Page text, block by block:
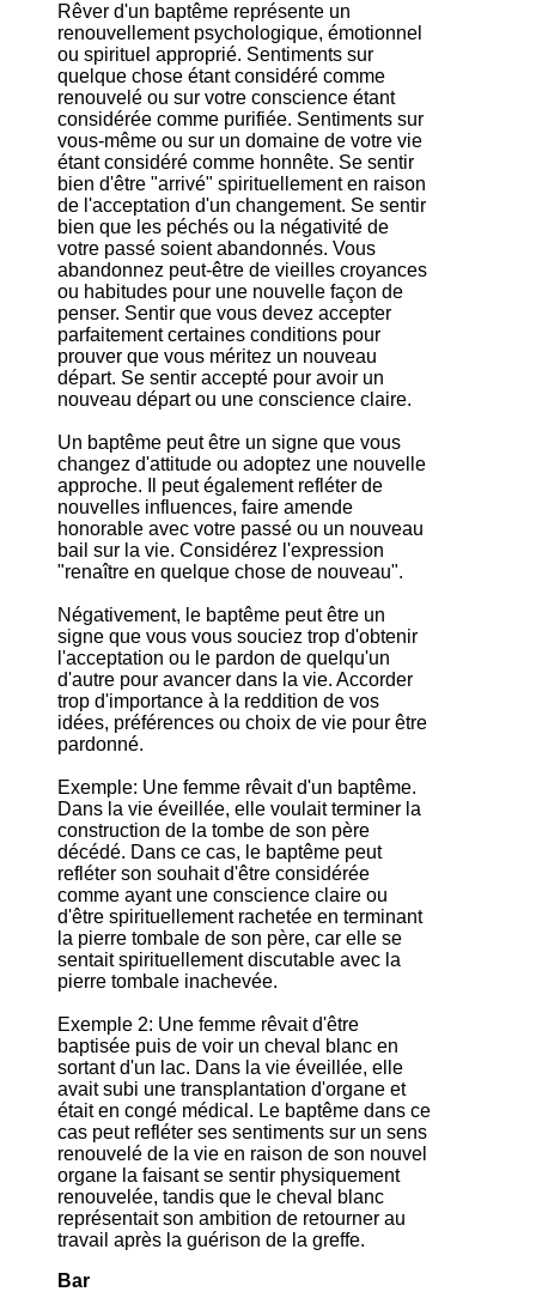
Rêver d'un baptême représente un
renouvellement psychologique, émotionnel
ou spirituel approprié. Sentiments sur
quelque chose étant considéré comme
renouvelé ou sur votre conscience étant
considérée comme purifiée. Sentiments sur
vous-même ou sur un domaine de votre vie
étant considéré comme honnête. Se sentir
bien d'être "arrivé" spirituellement en raison
de l'acceptation d'un changement. Se sentir
bien que les péchés ou la négativité de
votre passé soient abandonnés. Vous
abandonnez peut-être de vieilles croyances
ou habitudes pour une nouvelle façon de
penser. Sentir que vous devez accepter
parfaitement certaines conditions pour
prouver que vous méritez un nouveau
départ. Se sentir accepté pour avoir un
nouveau départ ou une conscience claire.
Un baptême peut être un signe que vous
changez d'attitude ou adoptez une nouvelle
approche. Il peut également refléter de
nouvelles influences, faire amende
honorable avec votre passé ou un nouveau
bail sur la vie. Considérez l'expression
"renaître en quelque chose de nouveau".
Négativement, le baptême peut être un
signe que vous vous souciez trop d'obtenir
l'acceptation ou le pardon de quelqu'un
d'autre pour avancer dans la vie. Accorder
trop d'importance à la reddition de vos
idées, préférences ou choix de vie pour être
pardonné.
Exemple: Une femme rêvait d'un baptême.
Dans la vie éveillée, elle voulait terminer la
construction de la tombe de son père
décédé. Dans ce cas, le baptême peut
refléter son souhait d'être considérée
comme ayant une conscience claire ou
d'être spirituellement rachetée en terminant
la pierre tombale de son père, car elle se
sentait spirituellement discutable avec la
pierre tombale inachevée.
Exemple 2: Une femme rêvait d'être
baptisée puis de voir un cheval blanc en
sortant d'un lac. Dans la vie éveillée, elle
avait subi une transplantation d'organe et
était en congé médical. Le baptême dans ce
cas peut refléter ses sentiments sur un sens
renouvelé de la vie en raison de son nouvel
organe la faisant se sentir physiquement
renouvelée, tandis que le cheval blanc
représentait son ambition de retourner au
travail après la guérison de la greffe.
Bar